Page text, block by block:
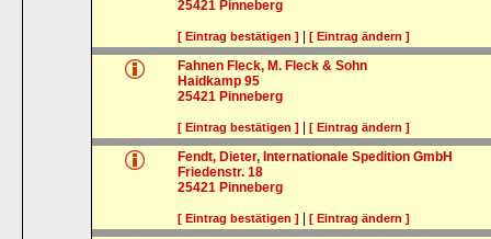
25421 Pinneberg
[ Eintrag bestätigen ] |[ Eintrag ändern ]
Fahnen Fleck, M. Fleck & Sohn
Haidkamp 95
25421 Pinneberg
[ Eintrag bestätigen ] |[ Eintrag ändern ]
Fendt, Dieter, Internationale Spedition GmbH
Friedenstr. 18
25421 Pinneberg
[ Eintrag bestätigen ] |[ Eintrag ändern ]